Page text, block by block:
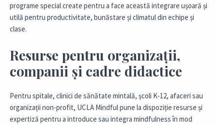
programe special create pentru a face această integrare ușoară și
utilă pentru productivitate, bunăstare și climatul din echipe și
clase.
Resurse pentru organizații,
companii și cadre didactice
Pentru spitale, clinici de sănătate mintală, școli K-12, afaceri sau
organizații non-profit, UCLA Mindful pune la dispoziție resurse și
expertiză pentru a introduce sau integra mindfulness în mod